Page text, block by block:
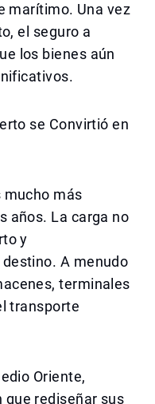
marítimo. Una vez
el seguro a
los bienes aún
se Convirtió en
mucho más
años. La carga no
y
A menudo
terminales
transporte
Oriente,
rediseñar sus